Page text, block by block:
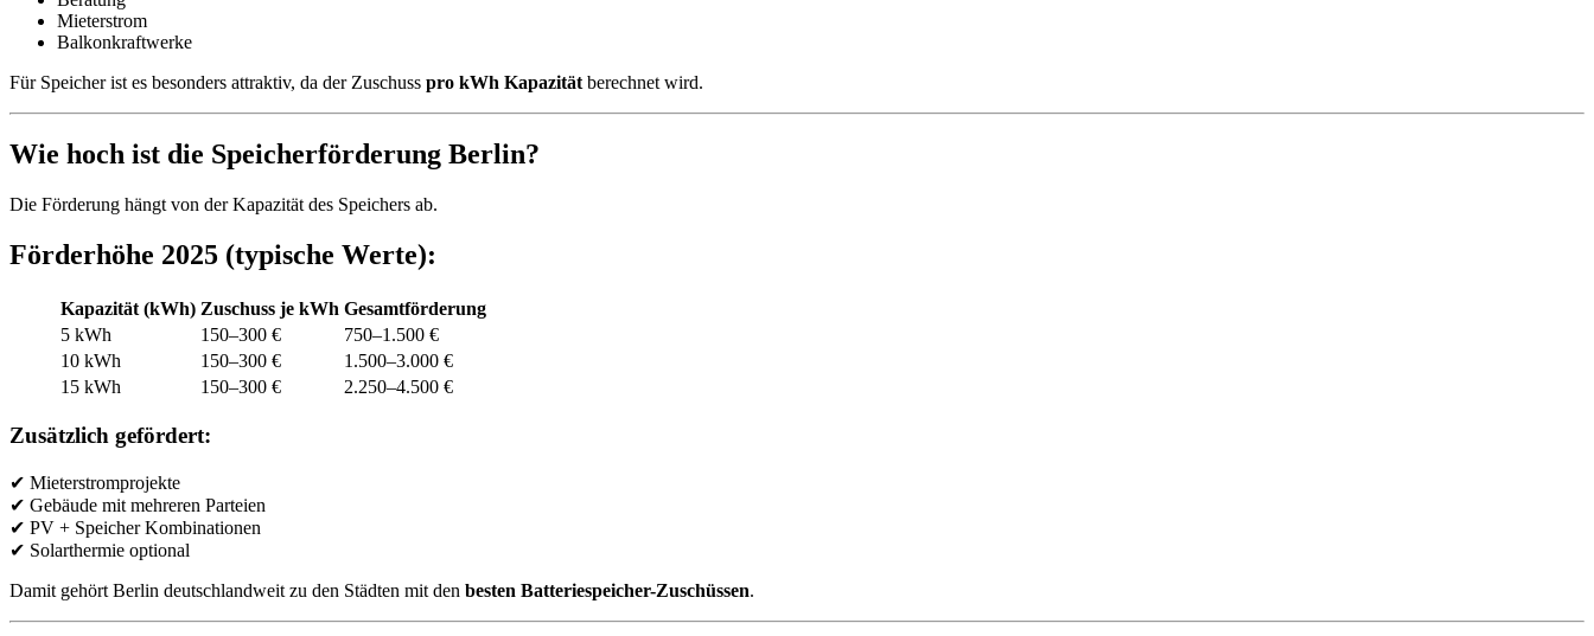
Mieterstrom
Balkonkraftwerke
Für Speicher ist es besonders attraktiv, da der Zuschuss pro kWh Kapazität berechnet wird.
Wie hoch ist die Speicherförderung Berlin?
Die Förderung hängt von der Kapazität des Speichers ab.
Förderhöhe 2025 (typische Werte):
Kapazität (kWh) Zuschuss je kWh Gesamtförderung
5 kWh
150–300 €
750–1.500 €
10 kWh
150–300 €
1.500–3.000 €
15 kWh
150–300 € 2.250–4.500 €
Zusätzlich gefördert:
✔ Mieterstromprojekte
✔ Gebäude mit mehreren Parteien
✔ PV + Speicher Kombinationen
✔ Solarthermie optional
Damit gehört Berlin deutschlandweit zu den Städten mit den besten Batteriespeicher-Zuschüssen.